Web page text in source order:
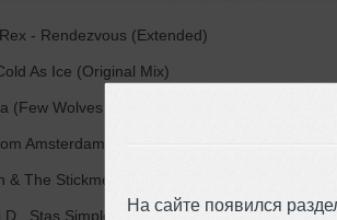
На сайте появился
- Rendezvous (Extended)
As Ice (Original Mix)
(Few Wolves Remix)
Amsterdam [Original Mix]
& The Stickmen Project - No Fun (Extended Mix)
D , Stas Simple - Lovers (Extended Mix)